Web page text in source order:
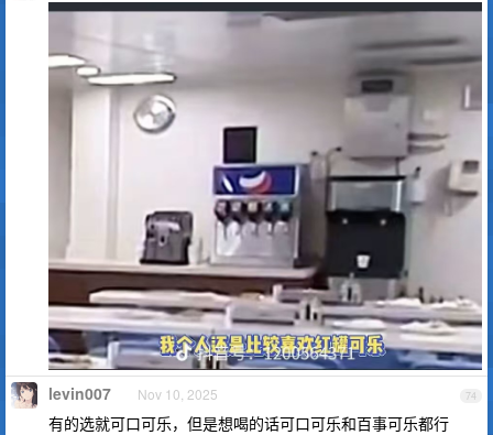
74
levin007 Nov 10, 2025
有的选就可口可乐，但是想喝的话可口可乐和百事可乐都行